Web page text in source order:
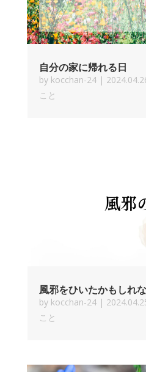
自分の家に帰れる日
by kocchan-24|
こと
風邪をひいたかもしれ
by kocchan-24|
こと